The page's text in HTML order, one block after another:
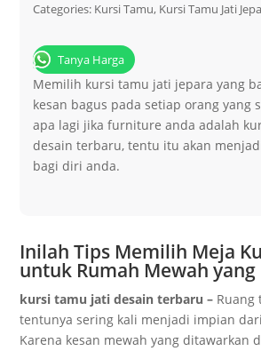
Categories: Kursi Tamu, Kursi Tamu Jati
Tanya Harga
Memilih kursi tamu jati jepara yang
kesan bagus pada setiap orang yang
apa lagi jika furniture anda adalah
desain terbaru, tentu itu akan
bagi diri anda.
Inilah Tips Memilih Meja
untuk Rumah Mewah yang
kursi tamu jati desain terbaru – Ruang
tentunya sering kali menjadi impian
Karena kesan mewah yang ditawarkan